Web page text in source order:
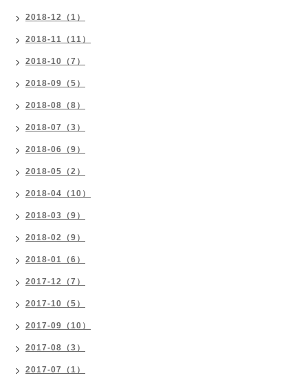
2018-12（1）
2018-11（11）
2018-10（7）
2018-09（5）
2018-08（8）
2018-07（3）
2018-06（9）
2018-05（2）
2018-04（10）
2018-03（9）
2018-02（9）
2018-01（6）
2017-12（7）
2017-10（5）
2017-09（10）
2017-08（3）
2017-07（1）